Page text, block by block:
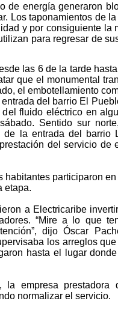
de energía generaron
Los taponamientos de
y por consiguiente la
para regresar de
las 6 de la tarde
que el monumental
el embotellamiento
del barrio El
fluido eléctrico en
Sentido sur
la entrada del barrio
del servicio de
habitantes participaron
etapa.
a Electricaribe
“Mire a lo que
dijo Óscar
los arreglos
hasta el lugar
empresa prestadora
normalizar el servicio.